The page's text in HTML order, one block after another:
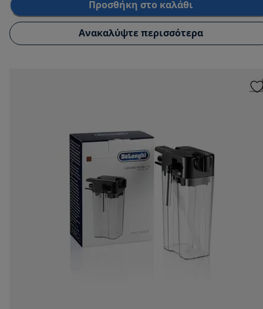
Προσθήκη στο καλάθι
Ανακαλύψτε περισσότερα